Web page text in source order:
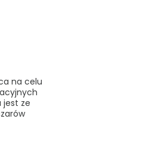
na celu
jest ze